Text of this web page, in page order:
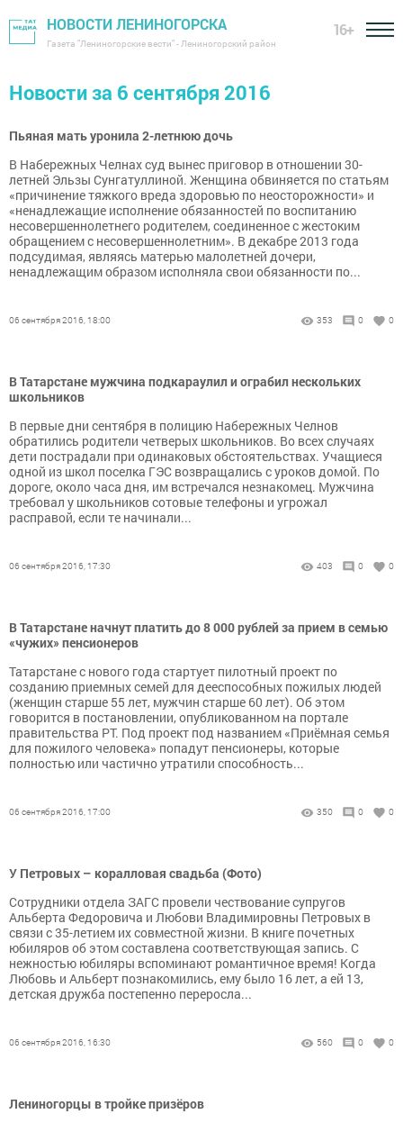
НОВОСТИ ЛЕНИНОГОРСКА
Газета "Лениногорские вести" - Лениногорский район
16+
Новости за 6 сентября 2016
Пьяная мать уронила 2-летнюю дочь
В Набережных Челнах суд вынес приговор в отношении 30-
летней Эльзы Сунгатуллиной. Женщина обвиняется по статьям
«причинение тяжкого вреда здоровью по неосторожности» и
«ненадлежащие исполнение обязанностей по воспитанию
несовершеннолетнего родителем, соединенное с жестоким
обращением с несовершеннолетним». В декабре 2013 года
подсудимая, являясь матерью малолетней дочери,
ненадлежащим образом исполняла свои обязанности по...
06 сентября 2016, 18:00 353 0 0
В Татарстане мужчина подкараулил и ограбил нескольких
школьников
В первые дни сентября в полицию Набережных Челнов
обратились родители четверых школьников. Во всех случаях
дети пострадали при одинаковых обстоятельствах. Учащиеся
одной из школ поселка ГЭС возвращались с уроков домой. По
дороге, около часа дня, им встречался незнакомец. Мужчина
требовал у школьников сотовые телефоны и угрожал
расправой, если те начинали...
06 сентября 2016, 17:30 403 0 0
В Татарстане начнут платить до 8 000 рублей за прием в семью
«чужих» пенсионеров
Татарстане с нового года стартует пилотный проект по
созданию приемных семей для дееспособных пожилых людей
(женщин старше 55 лет, мужчин старше 60 лет). Об этом
говорится в постановлении, опубликованном на портале
правительства РТ. Под проект под названием «Приёмная семья
для пожилого человека» попадут пенсионеры, которые
полностью или частично утратили способность...
06 сентября 2016, 17:00 350 0 0
У Петровых – коралловая свадьба (Фото)
Сотрудники отдела ЗАГС провели чествование супругов
Альберта Федоровича и Любови Владимировны Петровых в
связи с 35-летием их совместной жизни. В книге почетных
юбиляров об этом составлена соответствующая запись. С
нежностью юбиляры вспоминают романтичное время! Когда
Любовь и Альберт познакомились, ему было 16 лет, а ей 13,
детская дружба постепенно переросла...
06 сентября 2016, 16:30 560 0 0
Лениногорцы в тройке призёров